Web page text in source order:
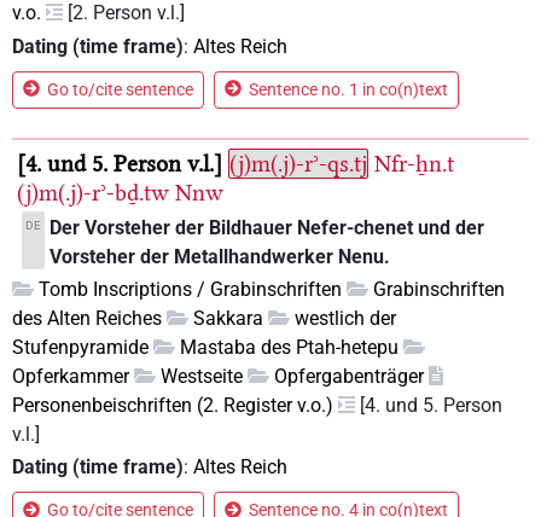
v.o.
[2. Person v.l.]
Dating (time frame): Altes Reich
Go to/cite sentence Sentence no. 1 in co(n)text
4. und 5. Person v.l. (j)m(.j)-rʾ-qs.tj Nfr-ẖn.t
(j)m(.j)-rʾ-bḏ.tw Nnw
DE
Der Vorsteher der Bildhauer Nefer-chenet und der
Vorsteher der Metallhandwerker Nenu.
Tomb Inscriptions / Grabinschriften
Grabinschriften
des Alten Reiches
Sakkara
westlich der
Stufenpyramide
Mastaba des Ptah-hetepu
Opferkammer
Westseite
Opfergabenträger
Personenbeischriften (2. Register v.o.)
[4. und 5. Person
v.l.]
Dating (time frame): Altes Reich
Go to/cite sentence Sentence no. 4 in co(n)text